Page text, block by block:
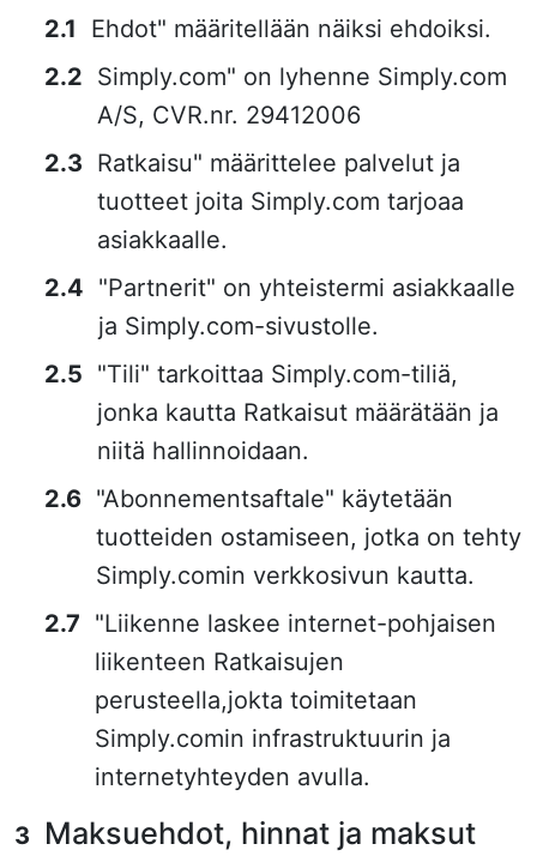
Ehdot" määritellään näiksi ehdoiksi.
Simply.com" on lyhenne Simply.com
A/S, CVR.nr. 29412006
Ratkaisu" määrittelee palvelut ja
tuotteet joita Simply.com tarjoaa
asiakkaalle.
"Partnerit" on yhteistermi asiakkaalle
ja Simply.com-sivustolle.
"Tili" tarkoittaa Simply.com-tiliä,
jonka kautta Ratkaisut määrätään ja
niitä hallinnoidaan.
"Abonnementsaftale" käytetään
tuotteiden ostamiseen, jotka on tehty
Simply.comin verkkosivun kautta.
"Liikenne laskee internet-pohjaisen
liikenteen Ratkaisujen
perusteella,jokta toimitetaan
Simply.comin infrastruktuurin ja
internetyhteyden avulla.
Maksuehdot, hinnat ja maksut